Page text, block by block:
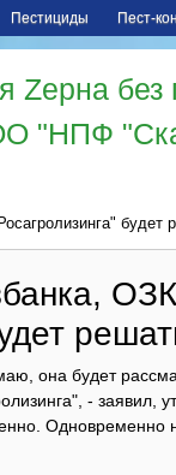
Пестициды Пест-
Zерна
"НПФ
будет
она будет
- заявил,
Одновременно